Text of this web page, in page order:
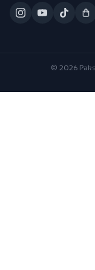
© 2026